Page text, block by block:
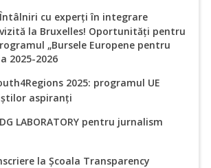
cu experți în integrare
la Bruxelles! Oportunități pentru
„Bursele Europene pentru
2025-2026
2025: programul UE
aspiranți
LABORATORY pentru jurnalism
la Școala Transparency